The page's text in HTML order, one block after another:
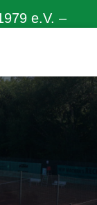
e.V. –
Homepage